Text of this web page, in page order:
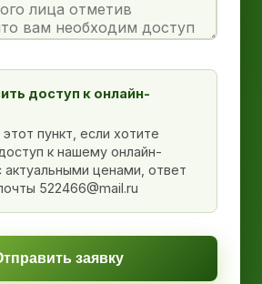
доступ к онлайн-
пункт, если хотите
к нашему онлайн-
актуальными ценами, ответ
522466@mail.ru
заявку